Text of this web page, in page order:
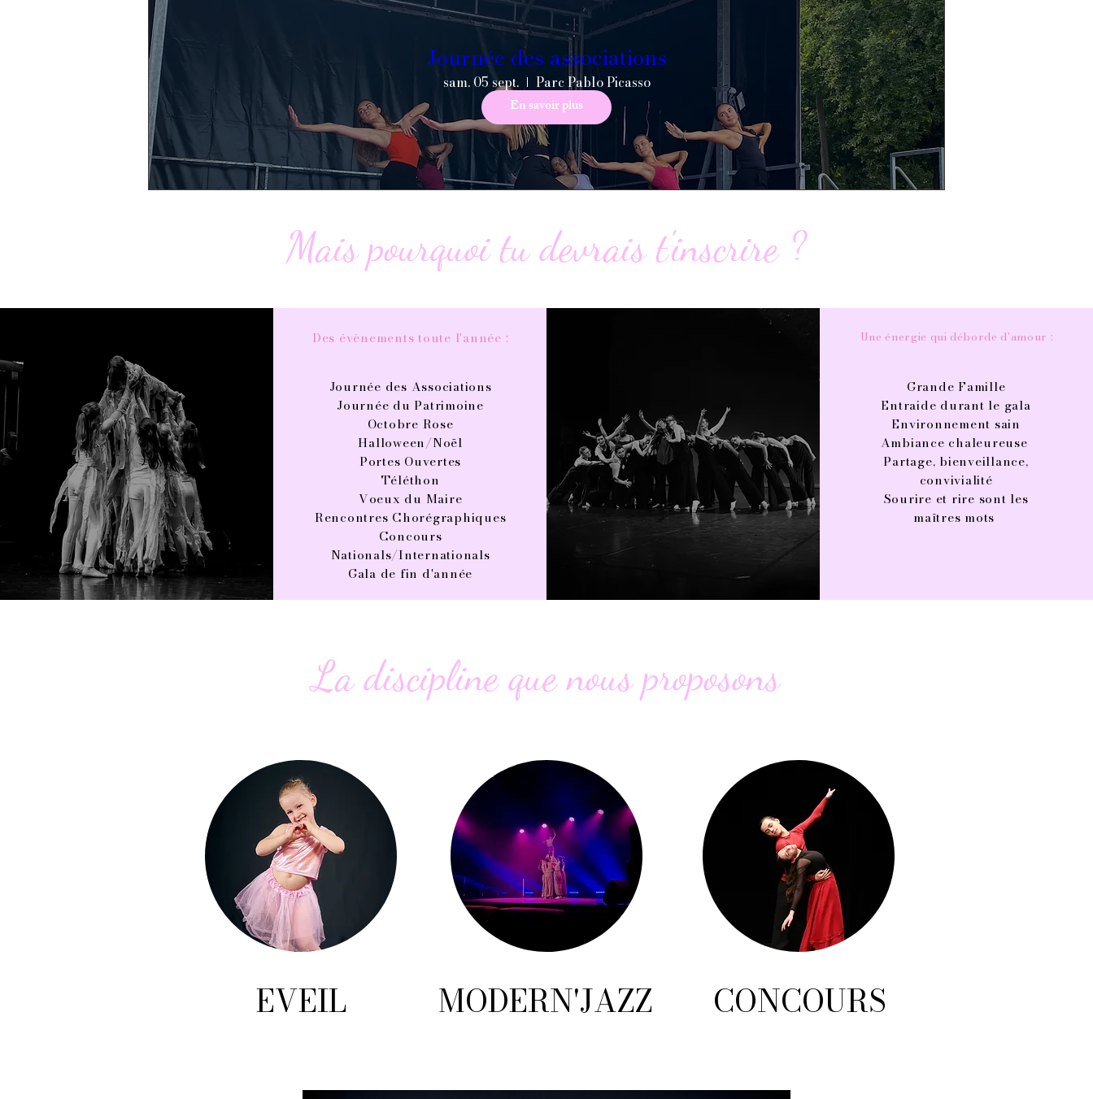
Journée des associations
sam. 05 sept. Parc Pablo Picasso
En savoir plus
Mais pourquoi tu devrais t'inscrire ?
Des évènements toute l'année :
Journée des Associations
Journée du Patrimoine
Octobre Rose
Halloween/Noël
Portes Ouvertes
Téléthon
Voeux du Maire
Rencontres Chorégraphiques
Concours
Nationals/Internationals
Gala de fin d'année
Une énergie qui déborde d'amour :
Grande Famille
Entraide durant le gala
Environnement sain
Ambiance chaleureuse
Partage, bienveillance,
convivialité
Sourire et rire sont les
maîtres mots
La discipline que nous proposons
EVEIL MODERN'JAZZ CONCOURS